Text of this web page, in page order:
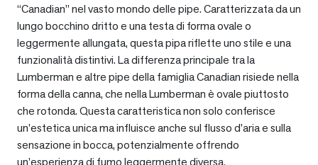
“Canadian” nel vasto mondo delle pipe. Caratterizzata da un
lungo bocchino dritto e una testa di forma ovale o
leggermente allungata, questa pipa riflette uno stile e una
funzionalità distintivi. La differenza principale tra la
Lumberman e altre pipe della famiglia Canadian risiede nella
forma della canna, che nella Lumberman è ovale piuttosto
che rotonda. Questa caratteristica non solo conferisce
un’estetica unica ma influisce anche sul flusso d’aria e sulla
sensazione in bocca, potenzialmente offrendo
un’esperienza di fumo leggermente diversa.